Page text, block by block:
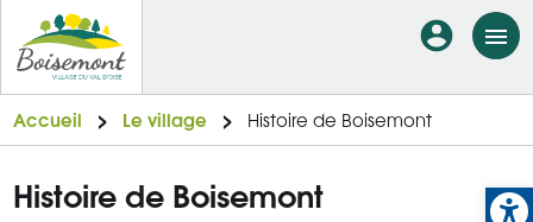
En-
-
Accueil Le village Histoire de Boisemont
Histoire de Boisemont